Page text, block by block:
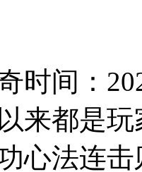
时间：
来都是
心法连